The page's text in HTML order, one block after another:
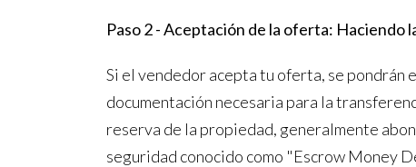
Paso 2 - Aceptación de la oferta: Haciendo
Si el vendedor acepta tu oferta, se pondrán
documentación necesaria para la
reserva de la propiedad, generalmente
seguridad conocido como "Escrow Money